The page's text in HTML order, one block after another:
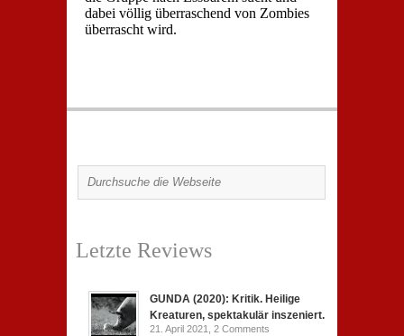
Letzte Reviews
GUNDA (2020): Kritik. Heilige
Kreaturen, spektakulär inszeniert.
21. April 2021, 2 Comments